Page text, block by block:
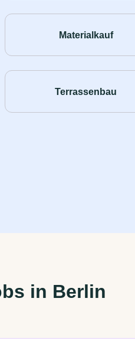
Materialkauf
Terrassenbau
in Berlin